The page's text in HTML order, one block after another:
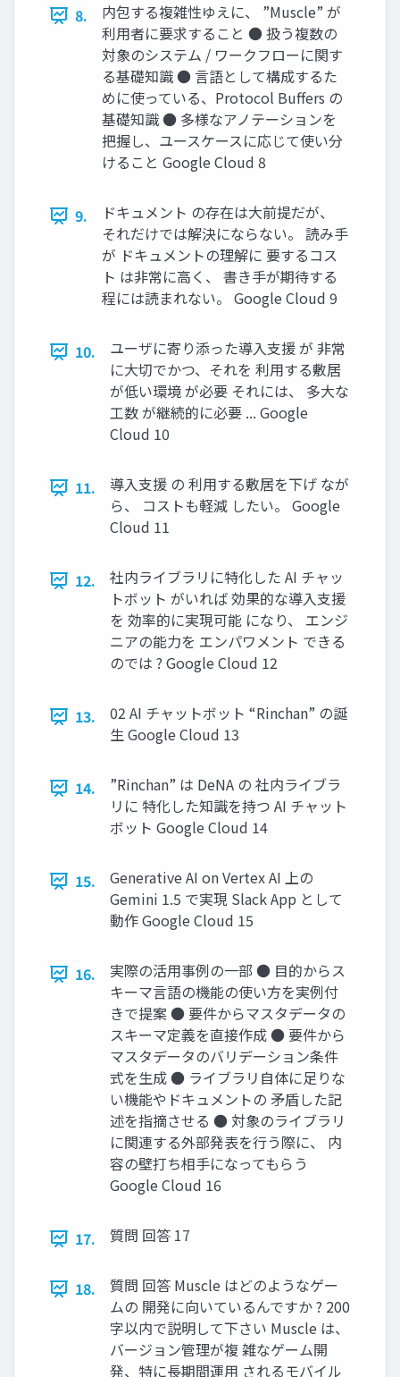
8.
内包する複雑性ゆえに、 ”Muscle” が
利用者に要求すること ● 扱う複数の
対象のシステム / ワークフローに関す
る基礎知識 ● 言語として構成するた
めに使っている、Protocol Buffers の
基礎知識 ● 多様なアノテーションを
把握し、ユースケースに応じて使い分
けること Google Cloud 8
9.
ドキュメント の存在は大前提だが、
それだけでは解決にならない。 読み手
が ドキュメントの理解に 要するコス
ト は非常に高く、 書き手が期待する
程には読まれない。 Google Cloud 9
10.
ユーザに寄り添った導入支援 が 非常
に大切でかつ、それを 利用する敷居
が低い環境 が必要 それには、 多大な
工数 が継続的に必要 ... Google
Cloud 10
11.
導入支援 の 利用する敷居を下げ なが
ら、 コストも軽減 したい。 Google
Cloud 11
12.
社内ライブラリに特化した AI チャッ
トボット がいれば 効果的な導入支援
を 効率的に実現可能 になり、 エンジ
ニアの能力を エンパワメント できる
のでは ? Google Cloud 12
13.
02 AI チャットボット “Rinchan” の誕
生 Google Cloud 13
14.
”Rinchan” は DeNA の 社内ライブラ
リに 特化した知識を持つ AI チャット
ボット Google Cloud 14
15.
Generative AI on Vertex AI 上の
Gemini 1.5 で実現 Slack App として
動作 Google Cloud 15
16.
実際の活用事例の一部 ● 目的からス
キーマ言語の機能の使い方を実例付
きで提案 ● 要件からマスタデータの
スキーマ定義を直接作成 ● 要件から
マスタデータのバリデーション条件
式を生成 ● ライブラリ自体に足りな
い機能やドキュメントの 矛盾した記
述を指摘させる ● 対象のライブラリ
に関連する外部発表を行う際に、 内
容の壁打ち相手になってもらう
Google Cloud 16
17. 質問 回答 17
18.
質問 回答 Muscle はどのようなゲー
ムの 開発に向いているんですか ? 200
字以内で説明して下さい Muscle は、
バージョン管理が複 雑なゲーム開
発、特に長期間運用 されるモバイル